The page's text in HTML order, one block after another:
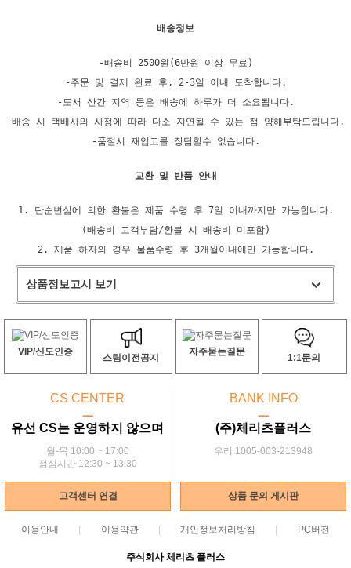
배송정보
-배송비 2500원(6만원 이상 무료)
-주문 및 결제 완료 후, 2-3일 이내 도착합니다.
-도서 산간 지역 등은 배송에 하루가 더 소요됩니다.
-배송 시 택배사의 사정에 따라 다소 지연될 수 있는 점 양해부탁드립니다.
-품절시 재입고를 장담할수 없습니다.
교환 및 반품 안내
1. 단순변심에 의한 환불은 제품 수령 후 7일 이내까지만 가능합니다.
(배송비 고객부담/환불 시 배송비 미포함)
2. 제품 하자의 경우 물품수령 후 3개월이내에만 가능합니다.
상품정보고시 보기
VIP/신도인증
스팀이전공지
자주묻는질문
1:1문의
CS CENTER
ㅡ
유선 CS는 운영하지 않으며
월-목 10:00 ~ 17:00
점심시간 12:30 ~ 13:30
BANK INFO
ㅡ
(주)체리츠플러스
우리 1005-003-213948
고객센터 연결 상품 문의 게시판
이용안내 이용약관 개인정보처리방침 PC버전
주식회사 체리츠 플러스